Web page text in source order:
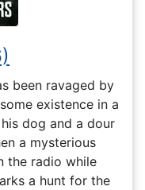
been ravaged by
existence in a
dog and a dour
a mysterious
the radio while
a hunt for the